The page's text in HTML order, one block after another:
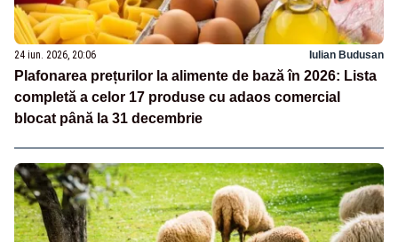
24 iun. 2026, 20:06 Iulian Budusan
Plafonarea prețurilor la alimente de bază în 2026: Lista
completă a celor 17 produse cu adaos comercial
blocat până la 31 decembrie